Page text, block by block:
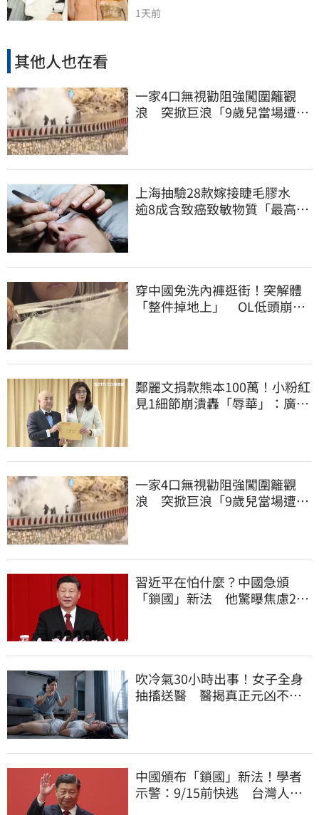
1天前
其他人也在看
一家4口無視勸阻強闖圍籬觀
浪 突掀巨浪「9歲兒當場遭捲
上海抽驗28款嫁接睫毛膠水
逾8成含致癌致敏物質「最高超
穿中國免洗內褲逛街！突解體
「整件掉地上」 OL低頭崩
鄭麗文捐款熊本100萬！小粉紅
見1細節崩潰轟「辱華」：廣西
一家4口無視勸阻強闖圍籬觀
浪 突掀巨浪「9歲兒當場遭捲
習近平在怕什麼？中國急頒
「鎖國」新法 他驚曝焦慮2
吹冷氣30小時出事！女子全身
抽搐送醫 醫揭真正元凶不是
中國頒布「鎖國」新法！學者
示警：9/15前快逃 台灣人也